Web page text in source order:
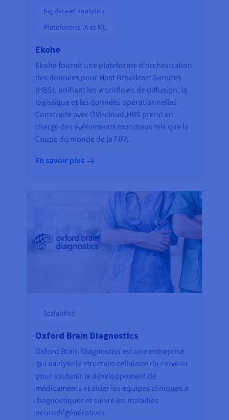
Big data et analytics
Plateformes IA et ML
Ekohe
Ekohe fournit une plateforme d'orchestration
des données pour Host Broadcast Services
(HBS), unifiant les workflows de diffusion, la
logistique et les données opérationnelles.
Construite avec OVHcloud,HBS prend en
charge des événements mondiaux tels que la
Coupe du monde de la FIFA.
En savoir plus
Scalabilité
Oxford Brain Diagnostics
Oxford Brain Diagnostics est une entreprise
qui analyse la structure cellulaire du cerveau
pour soutenir le développement de
médicaments et aider les équipes cliniques à
diagnostiquer et suivre les maladies
neurodégénératives.